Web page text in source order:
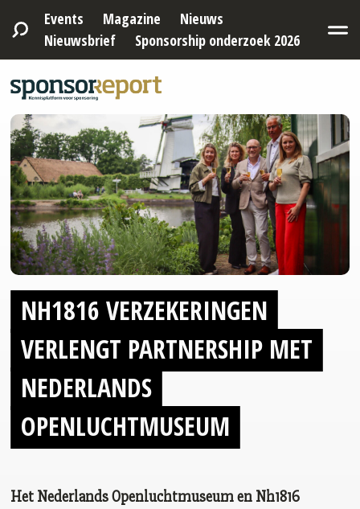
Events Magazine
Nieuws
Nieuwsbrief
Sponsorship onderzoek 2026
NH1816 VERZEKERINGEN
VERLENGT PARTNERSHIP MET
NEDERLANDS
OPENLUCHTMUSEUM
Het Nederlands Openluchtmuseum en Nh1816